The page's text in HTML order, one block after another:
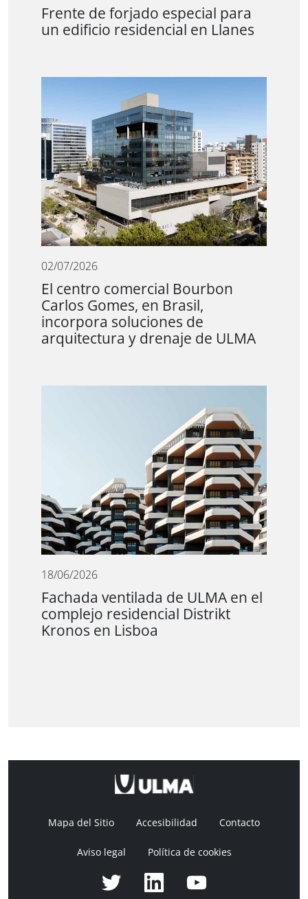
Frente de forjado especial para
un edificio residencial en Llanes
02/07/2026
El centro comercial Bourbon
Carlos Gomes, en Brasil,
incorpora soluciones de
arquitectura y drenaje de ULMA
18/06/2026
Fachada ventilada de ULMA en el
complejo residencial Distrikt
Kronos en Lisboa
Mapa del Sitio Accesibilidad Contacto
Aviso legal Política de cookies